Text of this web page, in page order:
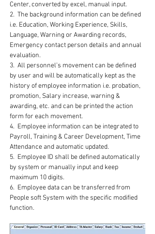
Center, converted by excel, manual input.
2.  The background information can be defined
i.e. Education, Working Experience, Skills,
Language, Warning or Awarding records,
Emergency contact person details and annual
evaluation.
3.  All personnel’s movement can be defined
by user and will be automatically kept as the
history of employee information i.e. probation,
promotion, Salary increase, warning &
awarding, etc. and can be printed the action
form for each movement.
4.  Employee information can be integrated to
Payroll, Training & Career Development, Time
Attendance and automatic updated.
5.  Employee ID shall be defined automatically
by system or manually input and keep
maximum 10 digits.
6.  Employee data can be transferred from
People soft System with the specific modified
function.